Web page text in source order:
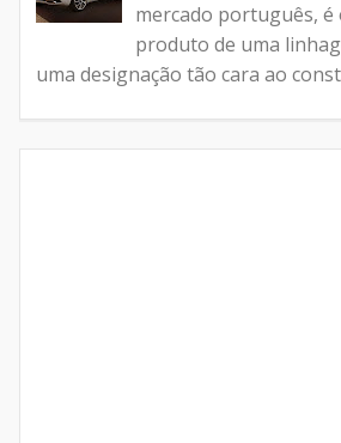
mercado português, é
produto de uma
uma designação tão cara ao